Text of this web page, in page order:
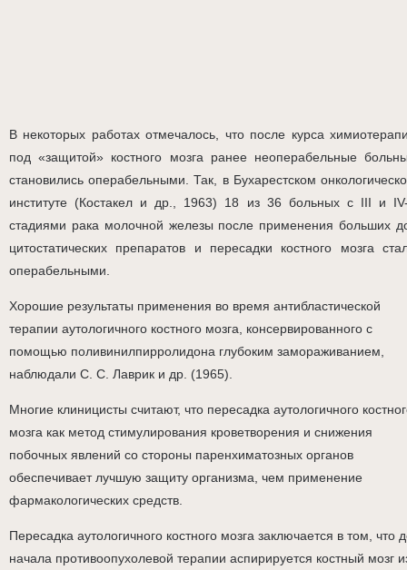
В некоторых работах отмечалось, что после курса
под «защитой» костного мозга ранее неоперабельные
становились операбельными. Так, в Бухарестском
институте (Костакел и др., 1963) 18 из 36 больных с III и
стадиями рака молочной железы после применения больших
цитостатических препаратов и пересадки костного мозга
операбельными.
Хорошие результаты применения во время антибластической
терапии аутологичного костного мозга, консервированного с
помощью поливинилпирролидона глубоким замораживанием,
наблюдали С. С. Лаврик и др. (1965).
Многие клиницисты считают, что пересадка аутологичного
мозга как метод стимулирования кроветворения и снижения
побочных явлений со стороны паренхиматозных органов
обеспечивает лучшую защиту организма, чем применение
фармакологических средств.
Пересадка аутологичного костного мозга заключается в том, что
начала противоопухолевой терапии аспирируется костный мозг